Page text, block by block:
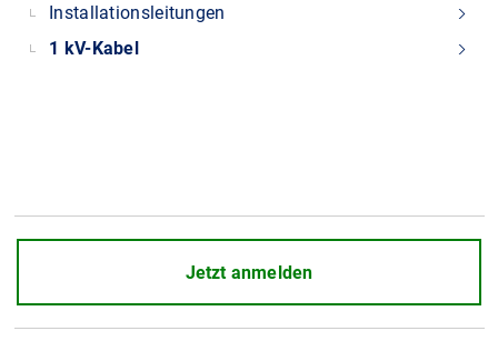
Installationsleitungen
1 kV-Kabel
Jetzt anmelden